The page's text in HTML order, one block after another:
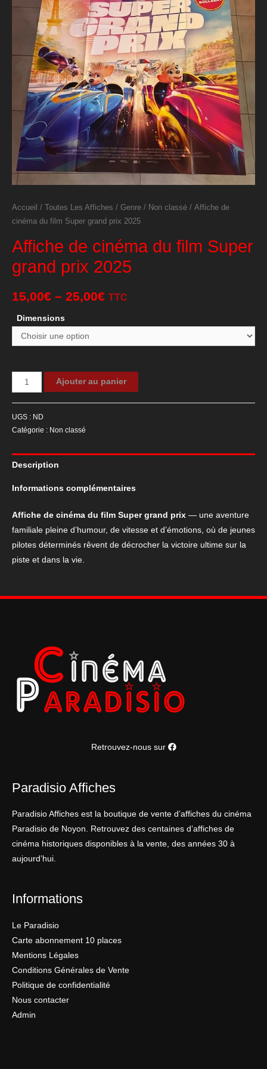
Accueil / Toutes Les Affiches / Genre / Non classé / Affiche de
cinéma du film Super grand prix 2025
Affiche de cinéma du film Super
grand prix 2025
15,00€ – 25,00€ TTC
Dimensions
quantité
de
du
film
Super
prix
2025
Ajouter au panier
UGS : ND
Catégorie : Non classé
Description
Informations complémentaires
Affiche de cinéma du film Super grand prix — une aventure
familiale pleine d’humour, de vitesse et d’émotions, où de jeunes
pilotes déterminés rêvent de décrocher la victoire ultime sur la
piste et dans la vie.
Retrouvez-nous sur
Paradisio Affiches
Paradisio Affiches est la boutique de vente d’affiches du cinéma
Paradisio de Noyon. Retrouvez des centaines d’affiches de
cinéma historiques disponibles à la vente, des années 30 à
aujourd’hui.
Informations
Le Paradisio
Carte abonnement 10 places
Mentions Légales
Conditions Générales de Vente
Politique de confidentialité
Nous contacter
Admin